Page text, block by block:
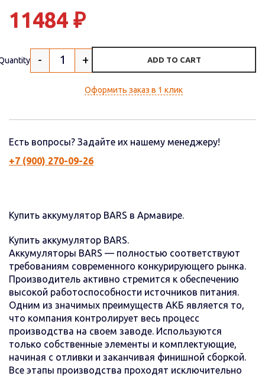
11484 ₽
- + ADD TO CART
Оформить заказ в 1 клик
Есть вопросы? Задайте их нашему менеджеру!
+7 (900) 270-09-26
Купить аккумулятор BARS в Армавире.
Купить аккумулятор BARS.
Аккумуляторы BARS — полностью соответствуют
требованиям современного конкурирующего рынка.
Производитель активно стремится к обеспечению
высокой работоспособности источников питания.
Одним из значимых преимуществ АКБ является то,
что компания контролирует весь процесс
производства на своем заводе. Используются
только собственные элементы и комплектующие,
начиная с отливки и заканчивая финишной сборкой.
Все этапы производства проходят исключительно